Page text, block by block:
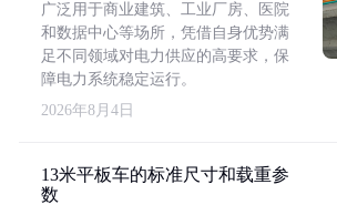
广泛用于商业建筑、工业厂房、医院
和数据中心等场所，凭借自身优势满
足不同领域对电力供应的高要求，保
障电力系统稳定运行。
2026年8月4日
13米平板车的标准尺寸和载重参
数